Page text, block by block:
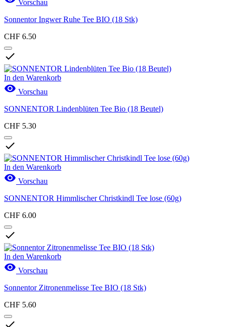
Vorschau
Sonnentor Ingwer Ruhe Tee BIO (18 Stk)
CHF 6.50

In den Warenkorb
 Vorschau
SONNENTOR Lindenblüten Tee Bio (18 Beutel)
CHF 5.30

In den Warenkorb
 Vorschau
SONNENTOR Himmlischer Christkindl Tee lose (60g)
CHF 6.00

In den Warenkorb
 Vorschau
Sonnentor Zitronenmelisse Tee BIO (18 Stk)
CHF 5.60
